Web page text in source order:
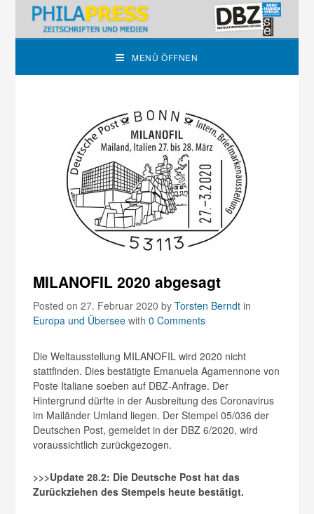
MENÜ ÖFFNEN
MILANOFIL 2020 abgesagt
Posted on 27. Februar 2020byTorsten Berndt in
Europa und Übersee with0 Comments
Die Weltausstellung MILANOFIL wird 2020 nicht
stattfinden. Dies bestätigte Emanuela Agamennone von
Poste Italiane soeben auf DBZ-Anfrage. Der
Hintergrund dürfte in der Ausbreitung des Coronavirus
im Mailänder Umland liegen. Der Stempel 05/036 der
Deutschen Post, gemeldet in der DBZ 6/2020, wird
voraussichtlich zurückgezogen.
>>>Update 28.2: Die Deutsche Post hat das
Zurückziehen des Stempels heute bestätigt.